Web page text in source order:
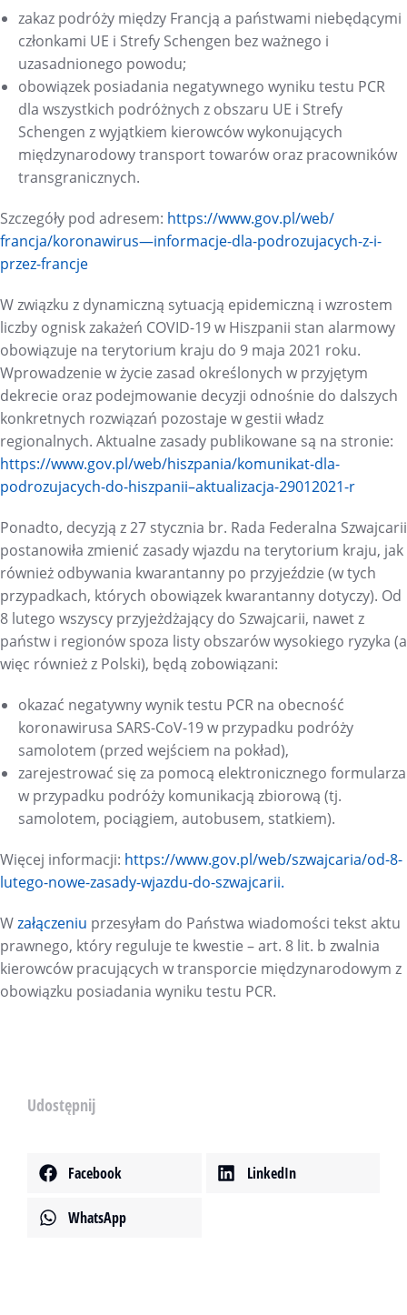
zakaz podróży między Francją a państwami niebędącymi
członkami UE i Strefy Schengen bez ważnego i
uzasadnionego powodu;
obowiązek posiadania negatywnego wyniku testu PCR
dla wszystkich podróżnych z obszaru UE i Strefy
Schengen z wyjątkiem kierowców wykonujących
międzynarodowy transport towarów oraz pracowników
transgranicznych.
Szczegóły pod adresem: https://www.gov.pl/web/
francja/koronawirus—informacje-dla-podrozujacych-z-i-
przez-francje
W związku z dynamiczną sytuacją epidemiczną i wzrostem
liczby ognisk zakażeń COVID-19 w Hiszpanii stan alarmowy
obowiązuje na terytorium kraju do 9 maja 2021 roku.
Wprowadzenie w życie zasad określonych w przyjętym
dekrecie oraz podejmowanie decyzji odnośnie do dalszych
konkretnych rozwiązań pozostaje w gestii władz
regionalnych. Aktualne zasady publikowane są na stronie:
https://www.gov.pl/web/hiszpania/komunikat-dla-
podrozujacych-do-hiszpanii–aktualizacja-29012021-r
Ponadto, decyzją z 27 stycznia br. Rada Federalna Szwajcarii
postanowiła zmienić zasady wjazdu na terytorium kraju, jak
również odbywania kwarantanny po przyjeździe (w tych
przypadkach, których obowiązek kwarantanny dotyczy). Od
8 lutego wszyscy przyjeżdżający do Szwajcarii, nawet z
państw i regionów spoza listy obszarów wysokiego ryzyka (a
więc również z Polski), będą zobowiązani:
okazać negatywny wynik testu PCR na obecność
koronawirusa SARS-CoV-19 w przypadku podróży
samolotem (przed wejściem na pokład),
zarejestrować się za pomocą elektronicznego formularza
w przypadku podróży komunikacją zbiorową (tj.
samolotem, pociągiem, autobusem, statkiem).
Więcej informacji: https://www.gov.pl/web/szwajcaria/od-8-
lutego-nowe-zasady-wjazdu-do-szwajcarii.
Wzałączeniu przesyłam do Państwa wiadomości tekst aktu
prawnego, który reguluje te kwestie – art. 8 lit. b zwalnia
kierowców pracujących w transporcie międzynarodowym z
obowiązku posiadania wyniku testu PCR.
Udostępnij
Facebook LinkedIn
WhatsApp